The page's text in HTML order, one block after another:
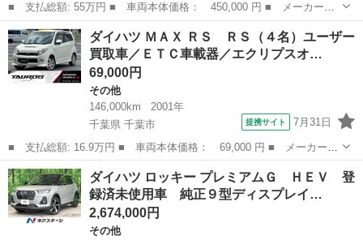
■ 支払総額: 55万円 ■ 車両本体価格： 450,000 円 ■ メーカー
名： ダイハツ ■ 車種名： ミゼットII ■ グレード名： カスタ
ム ５ＭＴ エアコン 社外アルミホイール カーステ ＥＴＣ ■
排気量： ...
神奈川 相模原市
ダイハツ ＭＡＸ ＲＳ ＲＳ（４名）ユーザー
買取車／ＥＴＣ車載器／エクリプスオ…
69,000円
その他
146,000km
2001年
千葉県 千葉市
提携サイト 7月31日
■ 支払総額: 16.9万円 ■ 車両本体価格： 69,000 円 ■ メーカー
名： ダイハツ ■ 車種名： ＭＡＸ ■ グレード名： ＲＳ ＲＳ
（４名）ユーザー買取車／ＥＴＣ車載器／エクリプスオーディオ／ド
ライブレコーダ...
千葉 千葉市 その他
ダイハツ ロッキー プレミアムＧ ＨＥＶ 登
録済未使用車 純正９型ディスプレイ…
2,674,000円
その他